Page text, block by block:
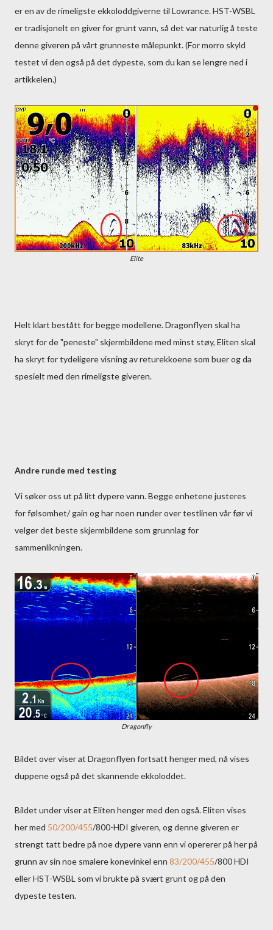
er en av de rimeligste ekkoloddgiverne til Lowrance. HST-WSBL
er tradisjonelt en giver for grunt vann, så det var naturlig å teste
denne giveren på vårt grunneste målepunkt. (For morro skyld
testet vi den også på det dypeste, som du kan se lengre ned i
artikkelen.)
Elite
Helt klart bestått for begge modellene. Dragonflyen skal ha
skryt for de "peneste" skjermbildene med minst støy, Eliten skal
ha skryt for tydeligere visning av returekkoene som buer og da
spesielt med den rimeligste giveren.
Andre runde med testing
Vi søker oss ut på litt dypere vann. Begge enhetene justeres
for følsomhet/ gain og har noen runder over testlinen vår før vi
velger det beste skjermbildene som grunnlag for
sammenlikningen.
Dragonfly
Bildet over viser at Dragonflyen fortsatt henger med, nå vises
duppene også på det skannende ekkoloddet.
Bildet under viser at Eliten henger med den også. Eliten vises
her med 50/200/455/800-HDI giveren, og denne giveren er
strengt tatt bedre på noe dypere vann enn vi opererer på her på
grunn av sin noe smalere konevinkel enn 83/200/455/800 HDI
eller HST-WSBL som vi brukte på svært grunt og på den
dypeste testen.